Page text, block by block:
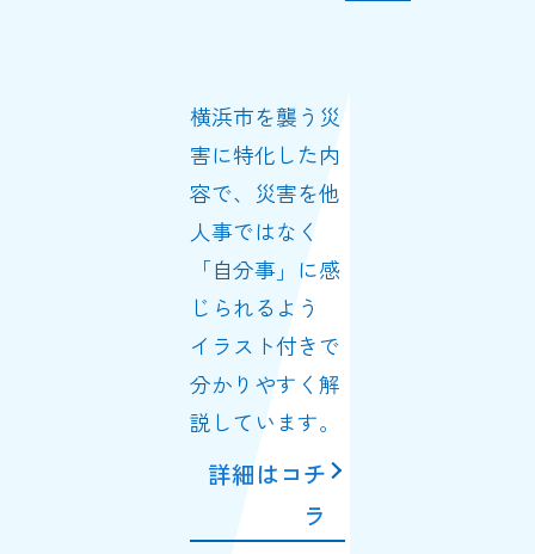
横浜市を襲う災
害に特化した内
容で、災害を他
人事ではなく
「自分事」に感
じられるよう
イラスト付きで
分かりやすく解
説しています。
詳細はコチ
ラ